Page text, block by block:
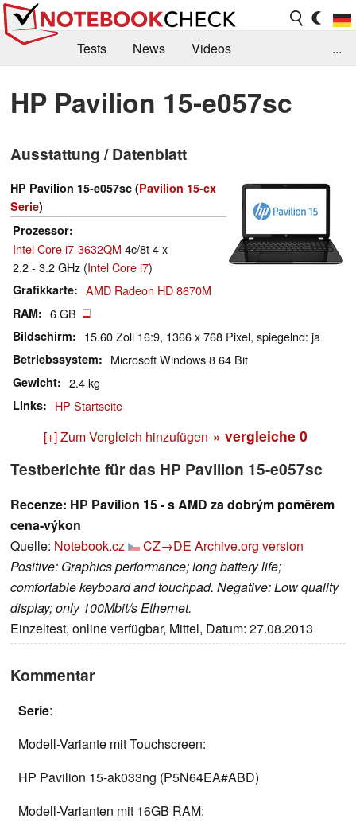
Tests News
Videos
Kaufberatung
Deals Suche
Jobs
Forum
...
HP Pavilion 15-e057sc
Ausstattung / Datenblatt
HP Pavilion 15-e057sc (Pavilion 15-cx
Serie)
Prozessor
Intel Core i7-3632QM 4c/8t 4 x
2.2 - 3.2 GHz (Intel Core i7)
Grafikkarte AMD Radeon HD 8670M
RAM 6 GB
Bildschirm 15.60 Zoll 16:9, 1366 x 768 Pixel, spiegelnd: ja
Betriebssystem Microsoft Windows 8 64 Bit
Gewicht 2.4 kg
Links HP Startseite
[+] Zum Vergleich hinzufügen » vergleiche 0
Testberichte für das HP Pavilion 15-e057sc
Recenze: HP Pavilion 15 - s AMD za dobrým poměrem
cena-výkon
Quelle: Notebook.cz CZ→DE Archive.org version
Positive: Graphics performance; long battery life;
comfortable keyboard and touchpad. Negative: Low quality
display; only 100Mbit/s Ethernet.
Einzeltest, online verfügbar, Mittel, Datum: 27.08.2013
Kommentar
Serie:
Modell-Variante mit Touchscreen:
HP Pavilion 15-ak033ng (P5N64EA#ABD)
Modell-Varianten mit 16GB RAM: